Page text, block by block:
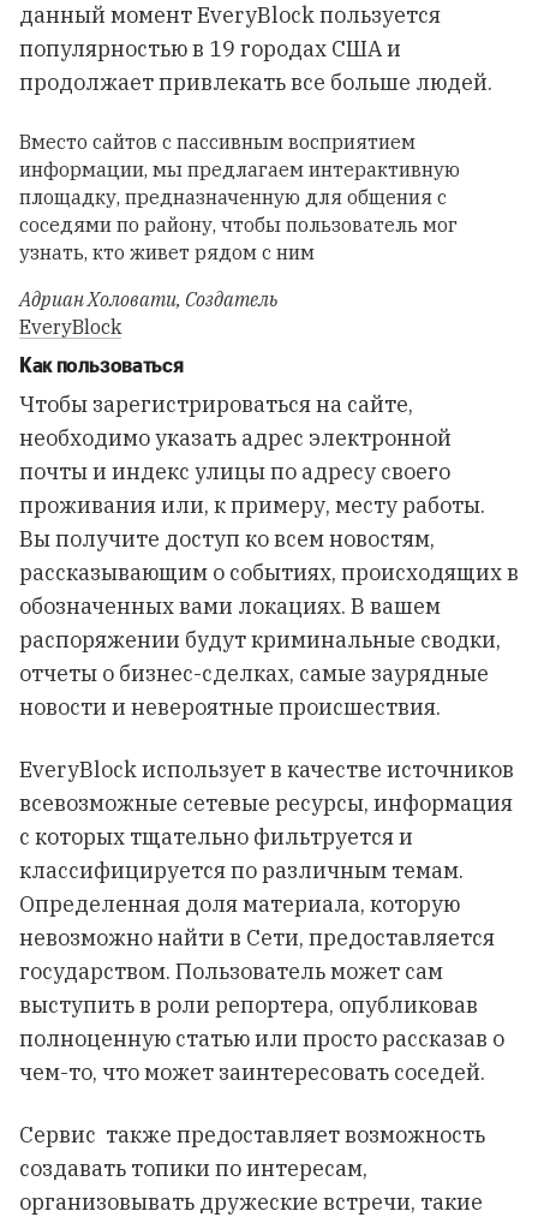
данный момент EveryBlock пользуется
популярностью в 19 городах США и
продолжает привлекать все больше людей.
Вместо сайтов с пассивным восприятием
информации, мы предлагаем интерактивную
площадку, предназначенную для общения с
соседями по району, чтобы пользователь мог
узнать, кто живет рядом с ним
Адриан Холовати, Создатель
EveryBlock
Как пользоваться
Чтобы зарегистрироваться на сайте,
необходимо указать адрес электронной
почты и индекс улицы по адресу своего
проживания или, к примеру, месту работы.
Вы получите доступ ко всем новостям,
рассказывающим о событиях, происходящих в
обозначенных вами локациях. В вашем
распоряжении будут криминальные сводки,
отчеты о бизнес-сделках, самые заурядные
новости и невероятные происшествия.
EveryBlосk использует в качестве источников
всевозможные сетевые ресурсы, информация
с которых тщательно фильтруется и
классифицируется по различным темам.
Определенная доля материала, которую
невозможно найти в Сети, предоставляется
государством. Пользователь может сам
выступить в роли репортера, опубликовав
полноценную статью или просто рассказав о
чем-то, что может заинтересовать соседей.
Сервис также предоставляет возможность
создавать топики по интересам,
организовывать дружеские встречи, такие